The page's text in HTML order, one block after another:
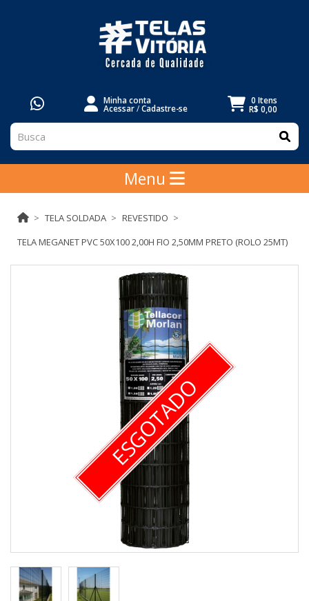
Minha conta
Acessar/Cadastre-se
0 Itens
R$ 0,00
Menu
TELA SOLDADA
REVESTIDO
TELA MEGANET PVC 50X100 2,00H FIO 2,50MM PRETO (ROLO 25MT)
ESGOTADO